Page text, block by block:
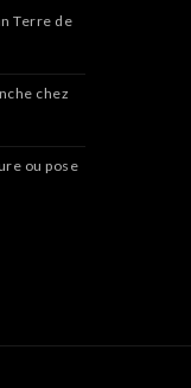
Terre de
chez
ou pose